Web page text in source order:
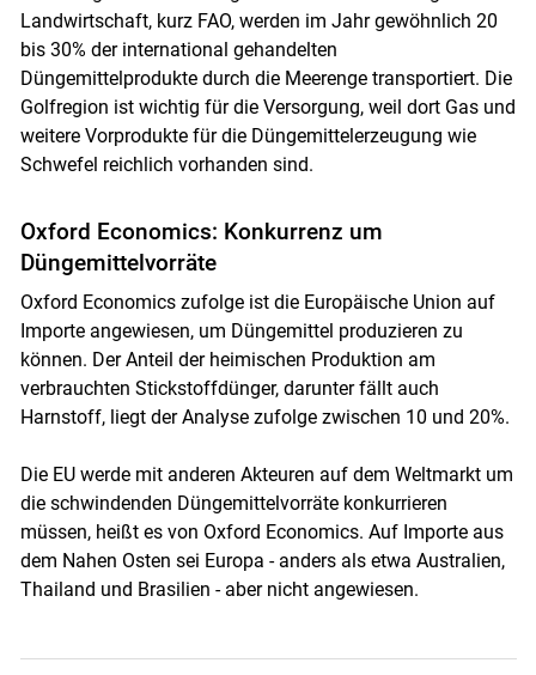
Landwirtschaft, kurz FAO, werden im Jahr gewöhnlich 20
bis 30% der international gehandelten
Düngemittelprodukte durch die Meerenge transportiert. Die
Golfregion ist wichtig für die Versorgung, weil dort Gas und
weitere Vorprodukte für die Düngemittelerzeugung wie
Schwefel reichlich vorhanden sind.
Oxford Economics: Konkurrenz um
Düngemittelvorräte
Oxford Economics zufolge ist die Europäische Union auf
Importe angewiesen, um Düngemittel produzieren zu
können. Der Anteil der heimischen Produktion am
verbrauchten Stickstoffdünger, darunter fällt auch
Harnstoff, liegt der Analyse zufolge zwischen 10 und 20%.
Die EU werde mit anderen Akteuren auf dem Weltmarkt um
die schwindenden Düngemittelvorräte konkurrieren
müssen, heißt es von Oxford Economics. Auf Importe aus
dem Nahen Osten sei Europa - anders als etwa Australien,
Thailand und Brasilien - aber nicht angewiesen.